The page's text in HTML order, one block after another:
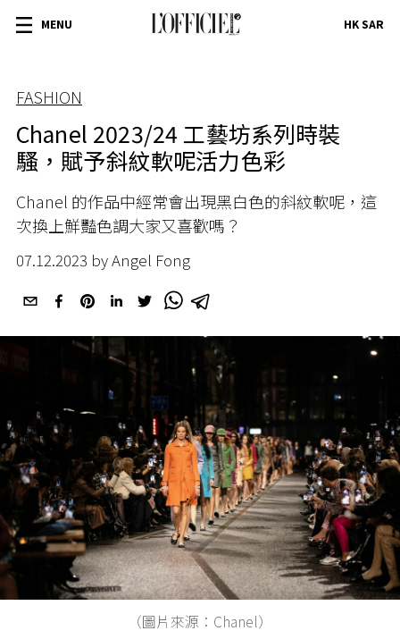
MENU HK SAR
FASHION
Chanel 2023/24 工藝坊系列時裝
騷，賦予斜紋軟呢活力色彩
Chanel 的作品中經常會出現黑白色的斜紋軟呢，這
次換上鮮豔色調大家又喜歡嗎？
07.12.2023 by Angel Fong
（圖片來源：Chanel）